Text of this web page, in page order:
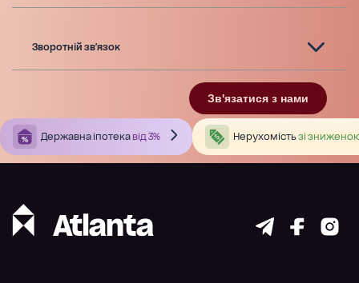
Зворотній зв'язок
Зв'язатися з нами
Державна іпотека від 3% Нерухомістьзі